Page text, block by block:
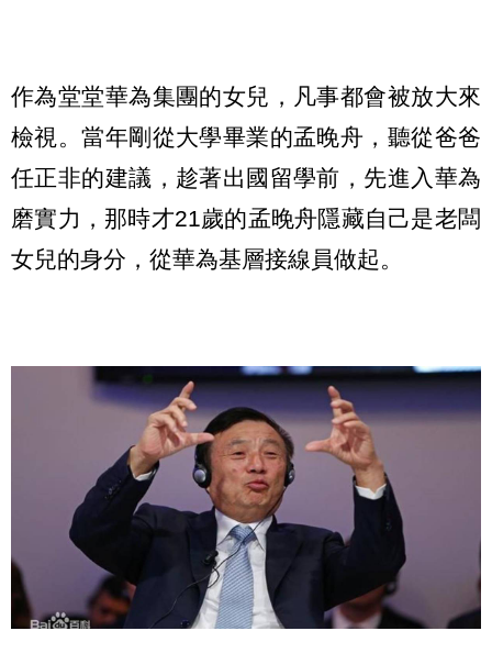
作為堂堂華為集團的女兒，凡事都會被放大來
檢視。當年剛從大學畢業的孟晚舟，聽從爸爸
任正非的建議，趁著出國留學前，先進入華為
磨實力，那時才21歲的孟晚舟隱藏自己是老闆
女兒的身分，從華為基層接線員做起。